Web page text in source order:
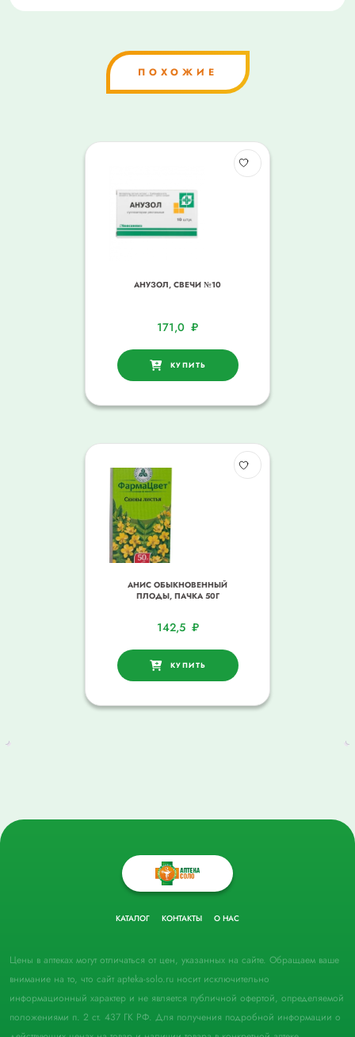
ПОХОЖИЕ
АНУЗОЛ, СВЕЧИ №10
171,0 ₽
КУПИТЬ
АНИС ОБЫКНОВЕННЫЙ
ПЛОДЫ, ПАЧКА 50Г
142,5 ₽
КУПИТЬ
КАТАЛОГ КОНТАКТЫ О НАС
Цены в аптеках могут отличаться от цен, указанных на сайте. Обращаем ваше
внимание на то, что сайт apteka-solo.ru носит исключительно
информационный характер и не является публичной офертой, определяемой
положениями п. 2 ст. 437 ГК РФ. Для получения подробной информации о